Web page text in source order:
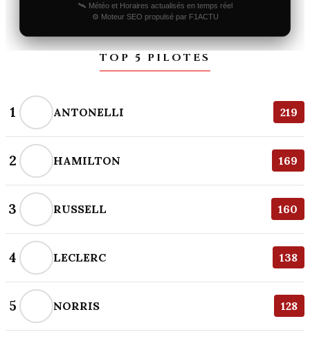
🛰️ Météo et Horaires actualisés en temps réel
⚙️ Moteur SEO propulsé par F1ACTU
TOP 5 PILOTES
1 ANTONELLI 219
2 HAMILTON 169
3 RUSSELL 160
4 LECLERC 138
5 NORRIS 128